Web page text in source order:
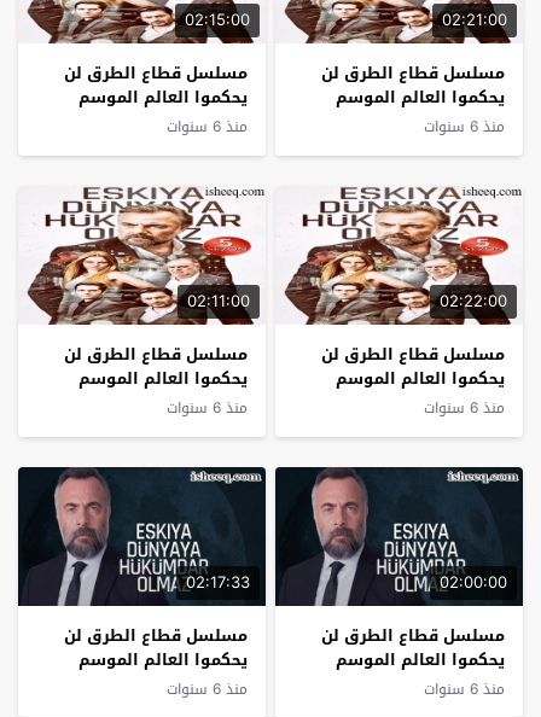
02:21:00
مسلسل قطاع الطرق لن
يحكموا العالم الموسم
الخامس الحلقة 4
منذ 6 سنوات
02:15:00
مسلسل قطاع الطرق لن
يحكموا العالم الموسم
الخامس الحلقة 3
منذ 6 سنوات
02:22:00
مسلسل قطاع الطرق لن
يحكموا العالم الموسم
الخامس الحلقة 2
منذ 6 سنوات
02:11:00
مسلسل قطاع الطرق لن
يحكموا العالم الموسم
الخامس الحلقة 1
منذ 6 سنوات
02:00:00
مسلسل قطاع الطرق لن
يحكموا العالم الموسم
منذ 6 سنوات
02:17:33
مسلسل قطاع الطرق لن
يحكموا العالم الموسم
الرابع الحلقة 31
منذ 6 سنوات